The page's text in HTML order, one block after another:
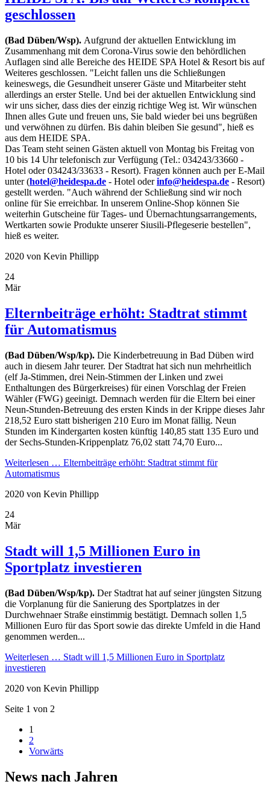
geschlossen
(Bad Düben/Wsp). Aufgrund der aktuellen Entwicklung im
Zusammenhang mit dem Corona-Virus sowie den behördlichen
Auflagen sind alle Bereiche des HEIDE SPA Hotel & Resort bis auf
Weiteres geschlossen. "Leicht fallen uns die Schließungen
keineswegs, die Gesundheit unserer Gäste und Mitarbeiter steht
allerdings an erster Stelle. Und bei der aktuellen Entwicklung sind
wir uns sicher, dass dies der einzig richtige Weg ist. Wir wünschen
Ihnen alles Gute und freuen uns, Sie bald wieder bei uns begrüßen
und verwöhnen zu dürfen. Bis dahin bleiben Sie gesund", hieß es
aus dem HEIDE SPA.
Das Team steht seinen Gästen aktuell von Montag bis Freitag von
10 bis 14 Uhr telefonisch zur Verfügung (Tel.: 034243/33660 -
Hotel oder 034243/33633 - Resort). Fragen können auch per E-Mail
unter (hotel@heidespa.de - Hotel oderinfo@heidespa.de - Resort)
gestellt werden. "Auch während der Schließung sind wir noch
online für Sie erreichbar. In unserem Online-Shop können Sie
weiterhin Gutscheine für Tages- und Übernachtungsarrangements,
Wertkarten sowie Produkte unserer Siusili-Pflegeserie bestellen",
hieß es weiter.
2020 von Kevin Phillipp
24
Mär
Elternbeiträge erhöht: Stadtrat stimmt
für Automatismus
(Bad Düben/Wsp/kp). Die Kinderbetreuung in Bad Düben wird
auch in diesem Jahr teurer. Der Stadtrat hat sich nun mehrheitlich
(elf Ja-Stimmen, drei Nein-Stimmen der Linken und zwei
Enthaltungen des Bürgerkreises) für einen Vorschlag der Freien
Wähler (FWG) geeinigt. Demnach werden für die Eltern bei einer
Neun-Stunden-Betreuung des ersten Kinds in der Krippe dieses Jahr
218,52 Euro statt bisherigen 210 Euro im Monat fällig. Neun
Stunden im Kindergarten kosten künftig 140,85 statt 135 Euro und
der Sechs-Stunden-Krippenplatz 76,02 statt 74,70 Euro...
Weiterlesen … Elternbeiträge erhöht: Stadtrat stimmt für
Automatismus
2020 von Kevin Phillipp
24
Mär
Stadt will 1,5 Millionen Euro in
Sportplatz investieren
(Bad Düben/Wsp/kp). Der Stadtrat hat auf seiner jüngsten Sitzung
die Vorplanung für die Sanierung des Sportplatzes in der
Durchwehnaer Straße einstimmig bestätigt. Demnach sollen 1,5
Millionen Euro für das Sport sowie das direkte Umfeld in die Hand
genommen werden...
Weiterlesen … Stadt will 1,5 Millionen Euro in Sportplatz
investieren
2020 von Kevin Phillipp
Seite 1 von 2
1
2
Vorwärts
News nach Jahren